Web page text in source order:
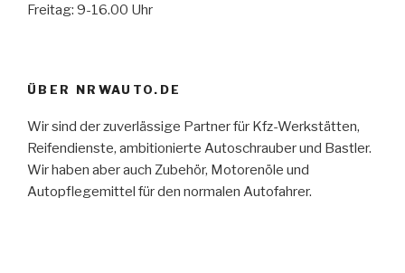
Freitag: 9-16.00 Uhr
ÜBER NRWAUTO.DE
Wir sind der zuverlässige Partner für Kfz-Werkstätten,
Reifendienste, ambitionierte Autoschrauber und Bastler.
Wir haben aber auch Zubehör, Motorenöle und
Autopflegemittel für den normalen Autofahrer.